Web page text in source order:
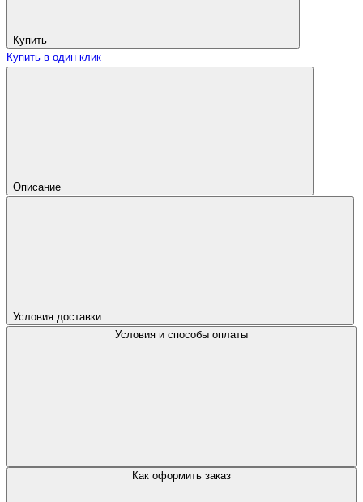
Купить
Купить в один клик
Описание
Условия доставки
Условия и способы оплаты
Как оформить заказ